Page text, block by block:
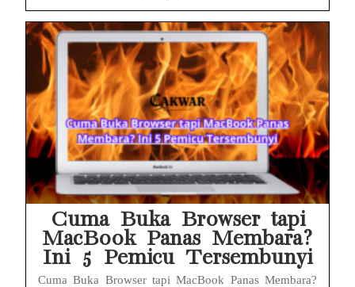
Cuma Buka Browser tapi
MacBook Panas Membara?
Ini 5 Pemicu Tersembunyi
Cuma Buka Browser tapi MacBook Panas Membara?